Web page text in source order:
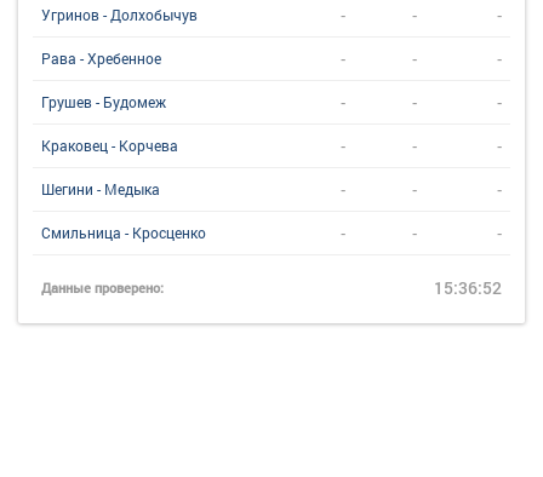
Угринов - Долхобычув - - -
Рава - Хребенное - - -
Грушев - Будомеж - - -
Краковец - Корчева - - -
Шегини - Медыка - - -
Смильница - Кросценко - - -
Данные проверено: 15:36:52